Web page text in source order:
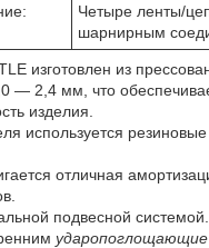
Четыре ленты/
шарнирным
изготовлен из
— 2,4 мм, что
изделия.
используется
отличная
подвесной системой.
ударопоглощающие